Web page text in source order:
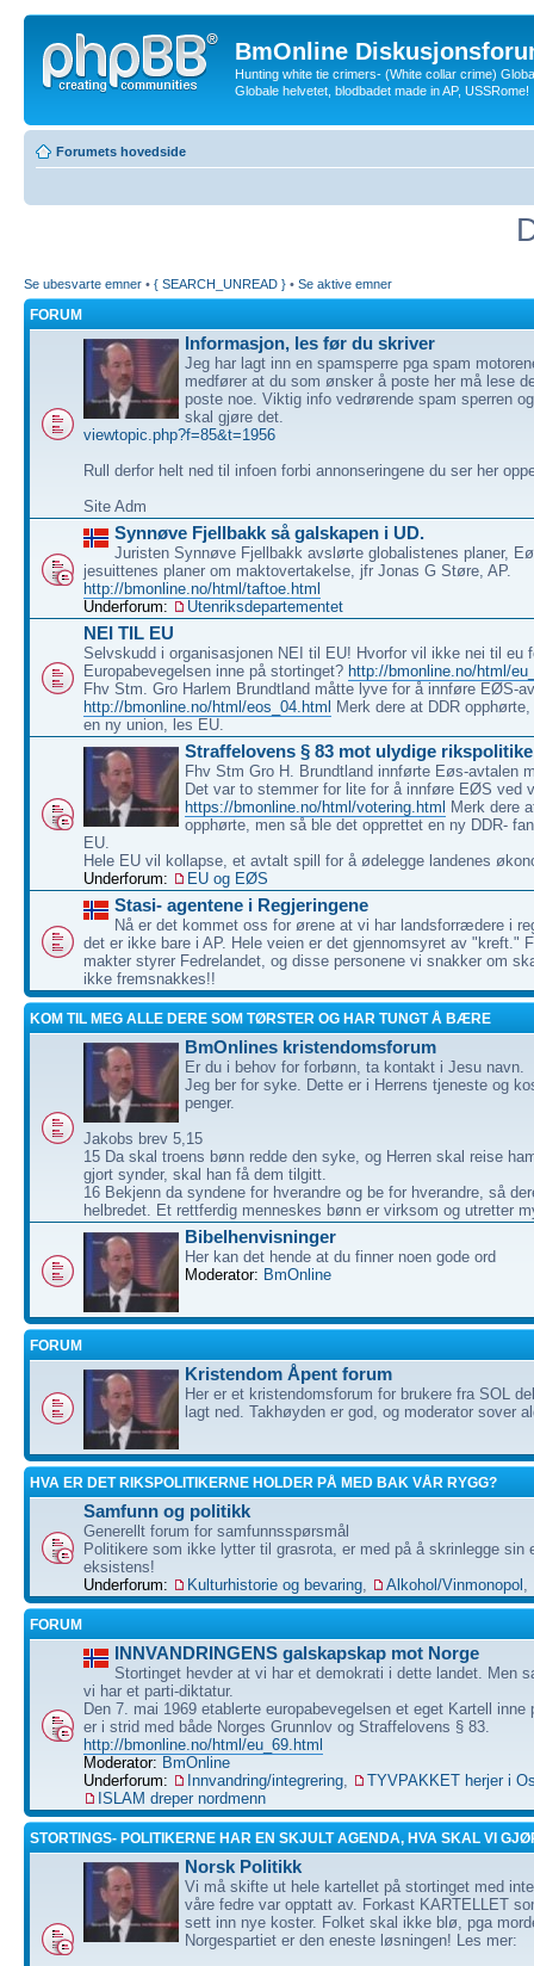
BmOnline
Hunting white tie crimers- (White collar crime)
Globale helvetet, blodbadet made in AP, USSRome!
Forumets hovedside
Se ubesvarte emner • { SEARCH_UNREAD } • Se aktive emner
FORUM
Informasjon, les før du skriver
Jeg har lagt inn en spamsperre pga spam
medfører at du som ønsker å poste her må lese
poste noe. Viktig info vedrørende spam sperren
skal gjøre det.
viewtopic.php?f=85&t=1956
Rull derfor helt ned til infoen forbi annonseringene du ser her
Site Adm
Synnøve Fjellbakk så galskapen i UD.
Juristen Synnøve Fjellbakk avslørte globalistenes planer,
jesuittenes planer om maktovertakelse, jfr Jonas G Støre, AP.
http://bmonline.no/html/taftoe.html
Underforum:
Utenriksdepartementet
NEI TIL EU
Selvskudd i organisasjonen NEI til EU! Hvorfor vil ikke nei til eu
Europabevegelsen inne på stortinget? http://bmonline.no/html/
Fhv Stm. Gro Harlem Brundtland måtte lyve for å innføre EØS-
http://bmonline.no/html/eos_04.html
Merk dere at DDR
en ny union, les EU.
Straffelovens § 83 mot ulydige
Fhv Stm Gro H. Brundtland innførte Eøs-avtalen
Det var to stemmer for lite for å innføre EØS ved
https://bmonline.no/html/votering.html
Merk dere
opphørte, men så ble det opprettet en ny DDR-
EU.
Hele EU vil kollapse, et avtalt spill for å ødelegge landenes
Underforum:
EU og EØS
Stasi- agentene i Regjeringene
Nå er det kommet oss for ørene at vi har landsforrædere i
det er ikke bare i AP. Hele veien er det gjennomsyret av "kreft."
makter styrer Fedrelandet, og disse personene vi snakker om
ikke fremsnakkes!!
KOM TIL MEG ALLE DERE SOM TØRSTER OG HAR TUNGT Å BÆRE
BmOnlines kristendomsforum
Er du i behov for forbønn, ta kontakt i Jesu navn.
Jeg ber for syke. Dette er i Herrens tjeneste og
penger.
Jakobs brev 5,15
15 Da skal troens bønn redde den syke, og Herren skal reise
gjort synder, skal han få dem tilgitt.
16 Bekjenn da syndene for hverandre og be for hverandre, så
helbredet. Et rettferdig menneskes bønn er virksom og utretter
Bibelhenvisninger
Her kan det hende at du finner noen gode ord
Moderator: BmOnline
FORUM
Kristendom Åpent forum
Her er et kristendomsforum for brukere fra SOL
lagt ned. Takhøyden er god, og moderator sover
HVA ER DET RIKSPOLITIKERNE HOLDER PÅ MED BAK VÅR RYGG?
Samfunn og politikk
Generellt forum for samfunnsspørsmål
Politikere som ikke lytter til grasrota, er med på å skrinlegge sin
eksistens!
Underforum:
Kulturhistorie og bevaring, Alkohol/Vinmonopol ,
FORUM
INNVANDRINGENS galskapskap mot Norge
Stortinget hevder at vi har et demokrati i dette landet. Men
vi har et parti-diktatur.
Den 7. mai 1969 etablerte europabevegelsen et eget Kartell inne
er i strid med både Norges Grunnlov og Straffelovens § 83.
http://bmonline.no/html/eu_69.html
Moderator: BmOnline
Underforum:
Innvandring/integrering,
TYVPAKKET herjer i
ISLAM dreper nordmenn
STORTINGS- POLITIKERNE HAR EN SKJULT AGENDA, HVA SKAL VI
Norsk Politikk
Vi må skifte ut hele kartellet på stortinget med
våre fedre var opptatt av. Forkast KARTELLET
sett inn nye koster. Folket skal ikke blø, pga
Norgespartiet er den eneste løsningen! Les mer: